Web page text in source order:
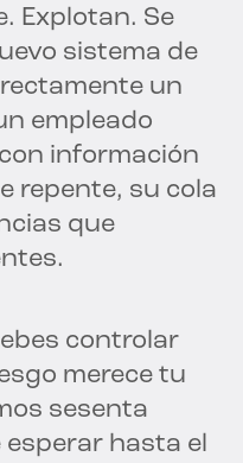
Explotan. Se
sistema de
un
empleado
información
repente, su cola
que
controlar
merece tu
sesenta
hasta el